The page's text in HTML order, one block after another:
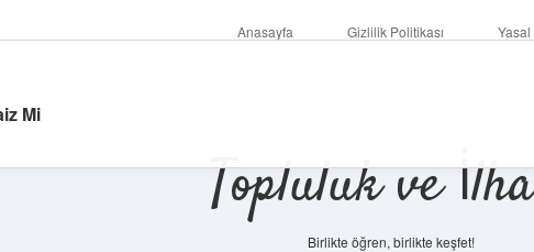
Anasayfa Gizlilik Politikası Yasal
Topluluk ve
Birlikte öğren, birlikte keşfet!
Mi